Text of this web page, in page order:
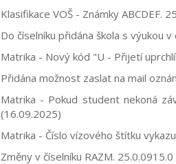
Klasifikace VOŠ - Známky ABCDEF.
Do číselníku přidána škola s výukou
Matrika - Nový kód "U - Přijetí
Přidána možnost zaslat na mail
Matrika - Pokud student nekoná
(16.09.2025)
Matrika - Číslo vízového štítku
Změny v číselníku RAZM.